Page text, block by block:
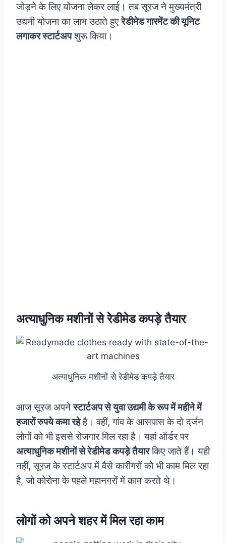
जोड़ने के लिए योजना लेकर लाई। तब सूरज ने मुख्यमंत्री
उद्यमी योजना का लाभ उठाते हुएरेडीमेड गारमेंट की यूनिट
लगाकर स्टार्टअपशुरू किया।
अत्याधुनिक मशीनों से रेडीमेड कपड़े तैयार
अत्याधुनिक मशीनों से रेडीमेड कपड़े तैयार
आज सूरज अपनेस्टार्टअप से युवा उद्यमी के रूप में महीने में
हजारों रुपये कमा रहेहै। वहीं, गांव के आसपास के दो दर्जन
लोगों को भी इससे रोजगार मिल रहा है। यहां ऑर्डर पर
अत्याधुनिक मशीनों से रेडीमेड कपड़े तैयारकिए जाते हैं। यही
नहीं, सूरज के स्टार्टअप में वैसे कारीगरों को भी काम मिल रहा
है, जो कोरोना के पहले महानगरों में काम करते थे।
लोगों को अपने शहर में मिल रहा काम